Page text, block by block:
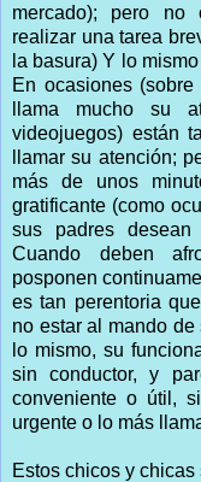
mercado); pero no
realizar una tarea
la basura) Y lo
En ocasiones
llama mucho su
videojuegos) están
llamar su atención;
más de unos
gratificante (como
sus padres
Cuando deben
posponen
es tan perentoria
no estar al mando
lo mismo, su
sin conductor, y
conveniente o útil,
urgente o lo más
Estos chicos y chicas